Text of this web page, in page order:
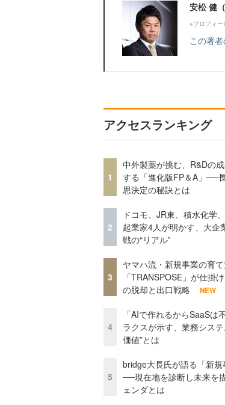
安松 健
※プロフィー
この著
アクセスランキング
1
中外製薬が挑む、R&Dの
する「進化版FP＆A」──
思決定の秘訣とは
2
ドコモ、JR東、積水化学
起業家4人が明かす、大企
戦の“リアル”
3
ヤマハ流・新規事業の育て
「TRANSPOSE」が仕掛
の脱却と出口戦略
NEW
4
「AIで作れるからSaaSは
ラクスが示す、業務シス
価値”とは
5
bridge大長氏が語る「新規
──現在地を診断し未来を
ェンダとは